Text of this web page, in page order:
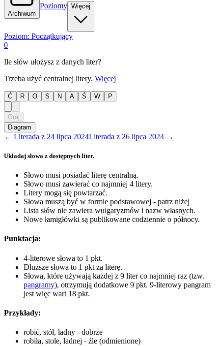
Archiwum
Poziomy Więcej
Poziom: Początkujący
0
Ile słów ułożysz z danych liter?
Trzeba użyć centralnej litery. Więcej
Ć R O S N A Ś W P
Graj
Diagram
← Literada z 24 lipca 2024Literada z 26 lipca 2024 →
Układaj słowa z dostępnych liter.
Słowo musi posiadać literę centralną.
Słowo musi zawierać co najmniej 4 litery.
Litery mogą się powtarzać.
Słowa muszą być w formie podstawowej - patrz niżej
Lista słów nie zawiera wulgaryzmów i nazw własnych.
Nowe łamigłówki są publikowane codziennie o północy.
Punktacja:
4-literowe słowa to 1 pkt.
Dłuższe słowa to 1 pkt za literę.
Słowa, które używają każdej z 9 liter co najmniej raz (tzw.
pangramy), otrzymują dodatkowe 9 pkt. 9-literowy pangram
jest więc wart 18 pkt.
Przykłady:
robić, stół, ładny - dobrze
robiła, stole, ładnej - źle (odmienione)